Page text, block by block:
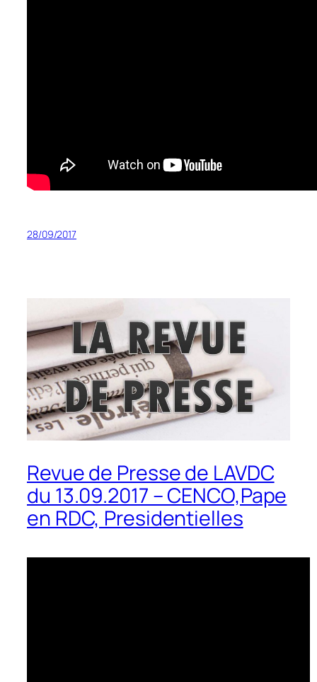
28/09/2017
Revue de Presse de LAVDC
du 13.09.2017 – CENCO,Pape
en RDC, Presidentielles